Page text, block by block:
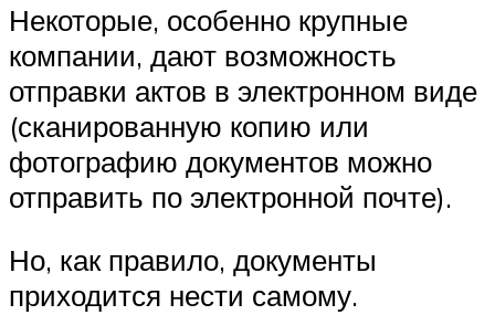
Некоторые, особенно крупные
компании, дают возможность
отправки актов в электронном виде
(сканированную копию или
фотографию документов можно
отправить по электронной почте).
Но, как правило, документы
приходится нести самому.